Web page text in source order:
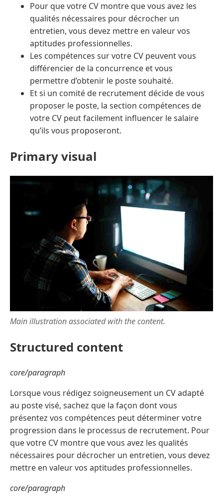
Pour que votre CV montre que vous avez les
qualités nécessaires pour décrocher un
entretien, vous devez mettre en valeur vos
aptitudes professionnelles.
Les compétences sur votre CV peuvent vous
différencier de la concurrence et vous
permettre d’obtenir le poste souhaité.
Et si un comité de recrutement décide de vous
proposer le poste, la section compétences de
votre CV peut facilement influencer le salaire
qu’ils vous proposeront.
Primary visual
Main illustration associated with the content.
Structured content
core/paragraph
Lorsque vous rédigez soigneusement un CV adapté
au poste visé, sachez que la façon dont vous
présentez vos compétences peut déterminer votre
progression dans le processus de recrutement. Pour
que votre CV montre que vous avez les qualités
nécessaires pour décrocher un entretien, vous devez
mettre en valeur vos aptitudes professionnelles.
core/paragraph